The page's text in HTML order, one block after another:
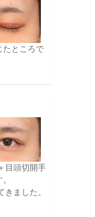
たところで
目頭切開手
ました。